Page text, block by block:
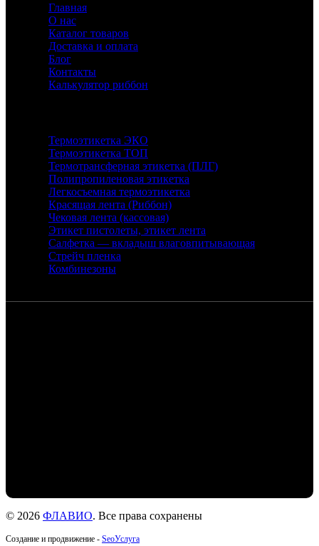
Главная
О нас
Каталог товаров
Доставка и оплата
Блог
Контакты
Калькулятор риббон
Термоэтикетка ЭКО
Термоэтикетка ТОП
Термотрансферная этикетка (ПЛГ)
Полипропиленовая этикетка
Легкосъемная термоэтикетка
Красящая лента (Риббон)
Чековая лента (кассовая)
Этикет пистолеты, этикет лента
Салфетка — вкладыш влаговпитывающая
Стрейч пленка
Комбинезоны
© 2026 ФЛАВИО. Все права сохранены
Создание и продвижение - SeoУслуга